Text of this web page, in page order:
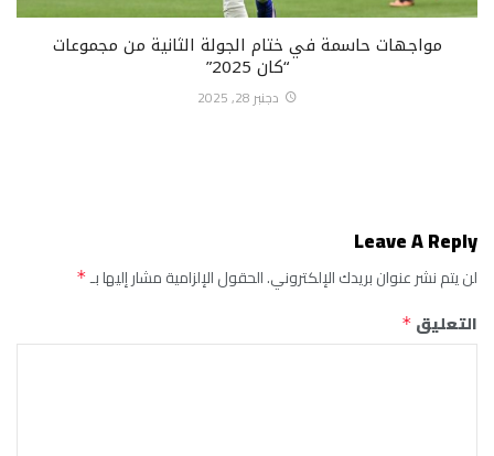
مواجهات حاسمة في ختام الجولة الثانية من مجموعات
“كان 2025”
دجنبر 28, 2025
Leave A Reply
لن يتم نشر عنوان بريدك الإلكتروني.الحقول الإلزامية مشار إليها بـ*
التعليق *